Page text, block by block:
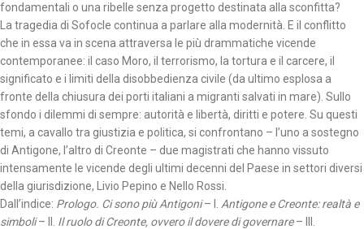
fondamentali o una ribelle senza progetto destinata alla sconfitta?
La tragedia di Sofocle continua a parlare alla modernità. E il conflitto
che in essa va in scena attraversa le più drammatiche vicende
contemporanee: il caso Moro, il terrorismo, la tortura e il carcere, il
significato e i limiti della disobbedienza civile (da ultimo esplosa a
fronte della chiusura dei porti italiani a migranti salvati in mare). Sullo
sfondo i dilemmi di sempre: autorità e libertà, diritti e potere. Su questi
temi, a cavallo tra giustizia e politica, si confrontano – l’uno a sostegno
di Antigone, l’altro di Creonte – due magistrati che hanno vissuto
intensamente le vicende degli ultimi decenni del Paese in settori diversi
della giurisdizione, Livio Pepino e Nello Rossi.
Dall’indice: Prologo. Ci sono più Antigoni– I. Antigone e Creonte: realtà e
simboli– II. Il ruolo di Creonte, ovvero il dovere di governare– III.